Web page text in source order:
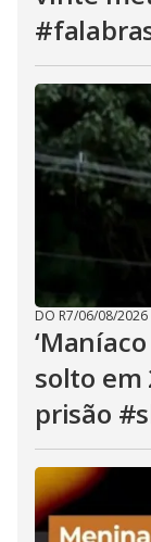
DO R7/06/08/2026
solto em
prisão